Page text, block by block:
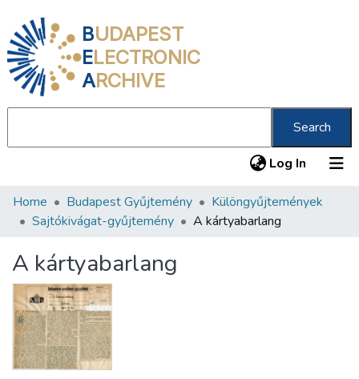
BUDAPEST
ELECTRONIC
ARCHIVE
Search
Log In (current)
Communities & Collections
Statistics
About us
Home Budapest Gyűjtemény
Különgyűjtemények
Sajtókivágat-gyűjtemény
A kártyabarlang
A kártyabarlang